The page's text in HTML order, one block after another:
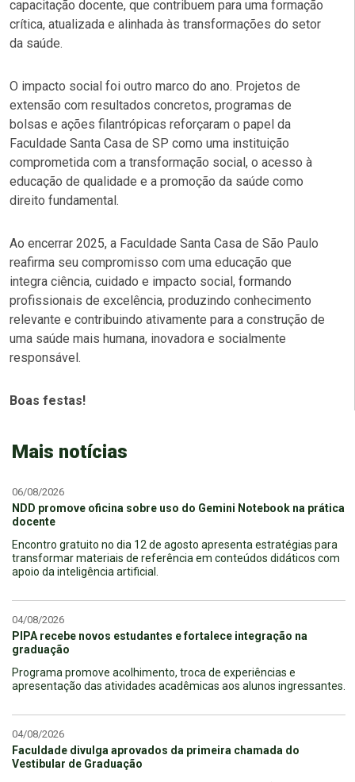
capacitação docente, que contribuem para uma formação
crítica, atualizada e alinhada às transformações do setor
da saúde.
O impacto social foi outro marco do ano. Projetos de
extensão com resultados concretos, programas de
bolsas e ações filantrópicas reforçaram o papel da
Faculdade Santa Casa de SP como uma instituição
comprometida com a transformação social, o acesso à
educação de qualidade e a promoção da saúde como
direito fundamental.
Ao encerrar 2025, a Faculdade Santa Casa de São Paulo
reafirma seu compromisso com uma educação que
integra ciência, cuidado e impacto social, formando
profissionais de excelência, produzindo conhecimento
relevante e contribuindo ativamente para a construção de
uma saúde mais humana, inovadora e socialmente
responsável.
Boas festas!
Mais notícias
06/08/2026
NDD promove oficina sobre uso do Gemini Notebook na prática
docente
Encontro gratuito no dia 12 de agosto apresenta estratégias para
transformar materiais de referência em conteúdos didáticos com
apoio da inteligência artificial.
04/08/2026
PIPA recebe novos estudantes e fortalece integração na
graduação
Programa promove acolhimento, troca de experiências e
apresentação das atividades acadêmicas aos alunos ingressantes.
04/08/2026
Faculdade divulga aprovados da primeira chamada do
Vestibular de Graduação